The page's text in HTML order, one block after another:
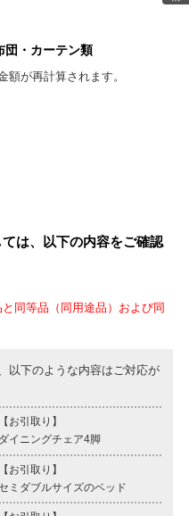
団・カーテン類
額が再計算されます。
は、以下の内容をご確認
同等品（同用途品）および同
下のような内容はご対応が
【お引取り】
ダイニングチェア4脚
【お引取り】
セミダブルサイズのベッド